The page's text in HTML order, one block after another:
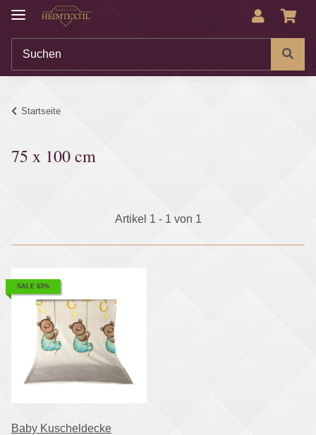
Startseite
75 x 100 cm
Artikel 1 - 1 von 1
SALE 63%
Baby Kuscheldecke